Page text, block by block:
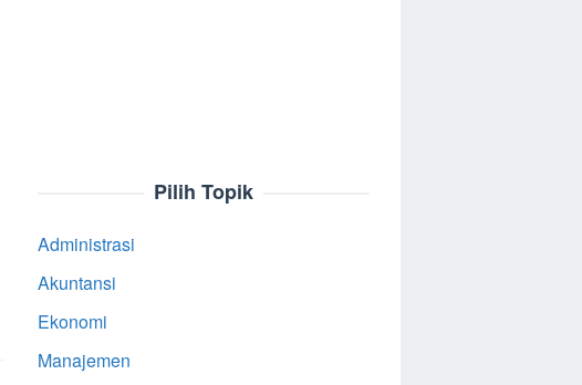
Pilih Topik
Administrasi
Akuntansi
Ekonomi
Manajemen